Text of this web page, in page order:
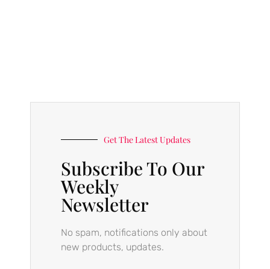
Get The Latest Updates
Subscribe To Our
Weekly
Newsletter
No spam, notifications only about
new products, updates.